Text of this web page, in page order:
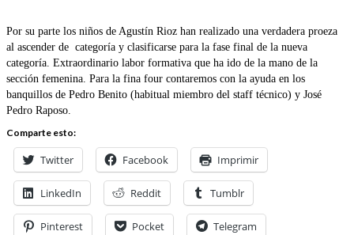
Por su parte los niños de Agustín Rioz han realizado una verdadera proeza
al ascender de categoría y clasificarse para la fase final de la nueva
categoría. Extraordinario labor formativa que ha ido de la mano de la
sección femenina. Para la fina four contaremos con la ayuda en los
banquillos de Pedro Benito (habitual miembro del staff técnico) y José
Pedro Raposo.
Comparte esto:
Twitter Facebook Imprimir
LinkedIn Reddit Tumblr
Pinterest Pocket Telegram